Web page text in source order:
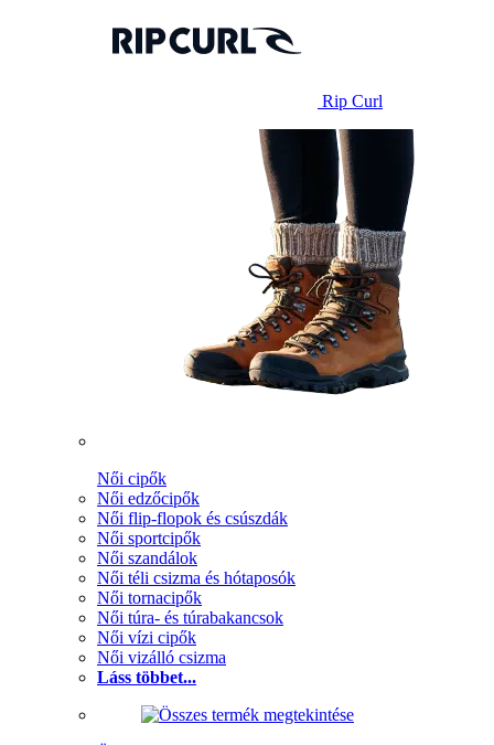
Rip Curl
Női cipők
Női edzőcipők
Női flip-flopok és csúszdák
Női sportcipők
Női szandálok
Női téli csizma és hótaposók
Női tornacipők
Női túra- és túrabakancsok
Női vízi cipők
Női vizálló csizma
Láss többet...